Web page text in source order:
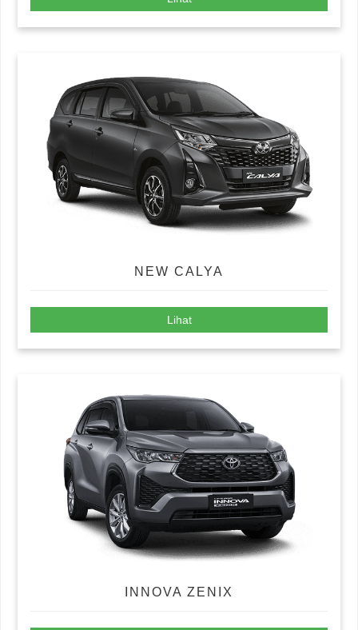
NEW CALYA
Lihat
INNOVA ZENIX